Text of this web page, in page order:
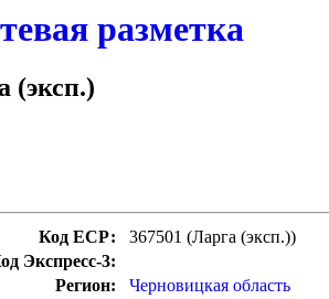
разметка
(эксп.)
Код ЕСР:
367501 (Ларга (эксп.))
Экспресс-3:
Регион:
Черновицкая область